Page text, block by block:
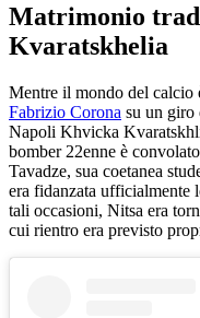
Matrimonio
Kvaratskhelia
Mentre il mondo del calcio
Fabrizio Corona su un giro
Napoli Khvicka
bomber 22enne è
Tavadze, sua coetanea
era fidanzata ufficialmente
tali occasioni, Nitsa era
cui rientro era previsto